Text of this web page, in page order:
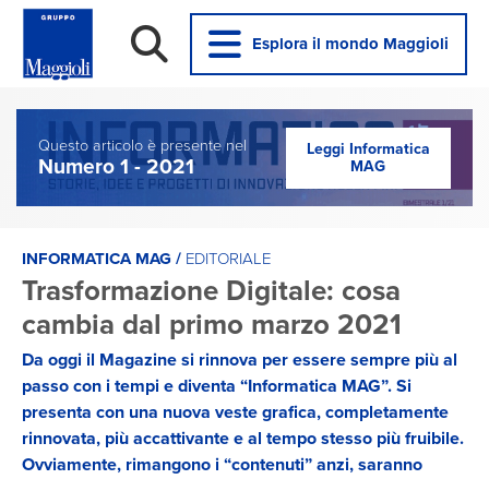
Esplora il mondo Maggioli
Questo articolo è presente nel
Numero 1 - 2021
Leggi Informatica
MAG
INFORMATICA MAG / EDITORIALE
Trasformazione Digitale: cosa
cambia dal primo marzo 2021
Da oggi il Magazine si rinnova per essere sempre più al
passo con i tempi e diventa “Informatica MAG”. Si
presenta con una nuova veste grafica, completamente
rinnovata, più accattivante e al tempo stesso più fruibile.
Ovviamente, rimangono i “contenuti” anzi, saranno